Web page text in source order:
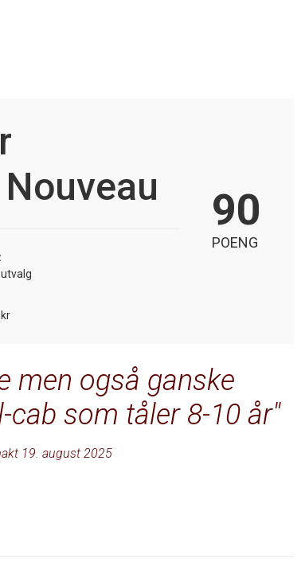
90
POENG
men også ganske
cab som tåler 8-10 år
19. august 2025